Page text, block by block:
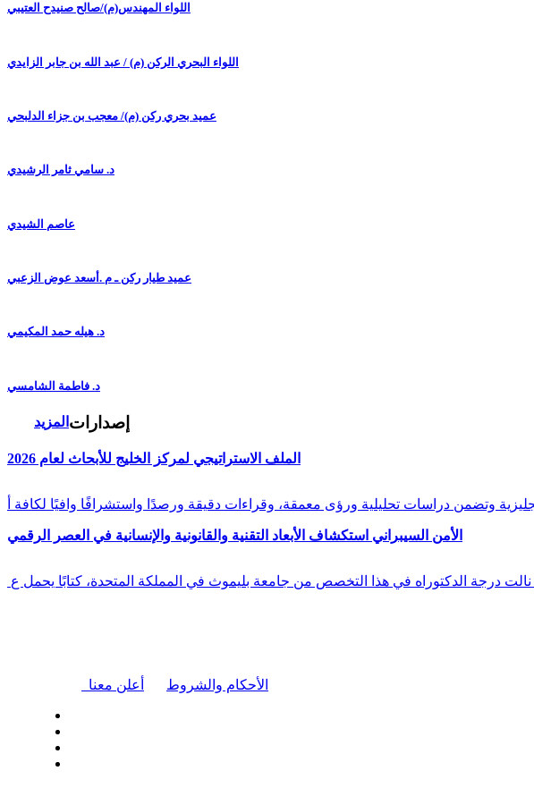
اللواء المهندس(م)/صالح صنيدح العتيبي
اللواء البحري الركن (م) / عبد الله بن جابر الزايدي
عميد بحري ركن (م)/ معجب بن جزاء الدلبحي
د. سامي ثامر الرشيدي
عاصم الشيدي
عميد طيار ركن ـ م .أسعد عوض الزعبي
د. هيله حمد المكيمي
د. فاطمة الشامسي
المزيد إصدارات
الملف الاستراتيجي لمركز الخليج للأبحاث لعام 2026
الأمن السيبراني استكشاف الأبعاد التقنية والقانونية والإنسانية في العصر الرقمي
درجة الدكتوراه في هذا التخصص من جامعة بليموث في المملكة المتحدة، كتابًا يحمل ع
أعلن معنا الأحكام والشروط